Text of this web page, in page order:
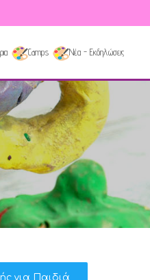
Camps Νέα - Εκδηλώσεις
για Παιδιά